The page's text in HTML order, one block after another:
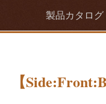
製品カタログ
【